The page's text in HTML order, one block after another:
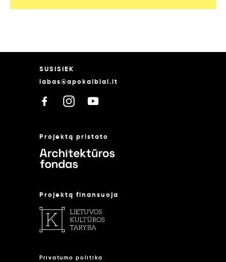
SUSISIEK
labas@apokalbiai.lt
Projektą pristato
Projektą finansuoja
Privatumo politika